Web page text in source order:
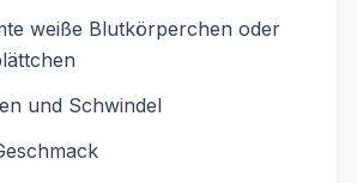
weiße Blutkörperchen oder
und Schwindel